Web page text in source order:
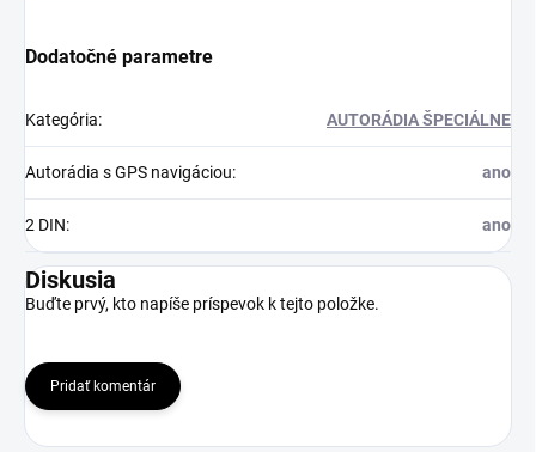
Dodatočné parametre
Kategória: AUTORÁDIA ŠPECIÁLNE
Autorádia s GPS navigáciou: ano
2 DIN: ano
Diskusia
Buďte prvý, kto napíše príspevok k tejto položke.
Pridať komentár